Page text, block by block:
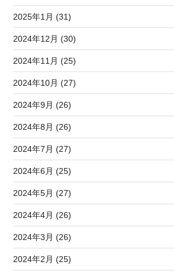
2025年1月 (31)
2024年12月 (30)
2024年11月 (25)
2024年10月 (27)
2024年9月 (26)
2024年8月 (26)
2024年7月 (27)
2024年6月 (25)
2024年5月 (27)
2024年4月 (26)
2024年3月 (26)
2024年2月 (25)